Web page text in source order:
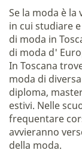
Se la moda è
in cui studiare
di moda in
di moda d'
In Toscana
moda di
diploma,
estivi. Nelle
frequentare
avvieranno
della moda.